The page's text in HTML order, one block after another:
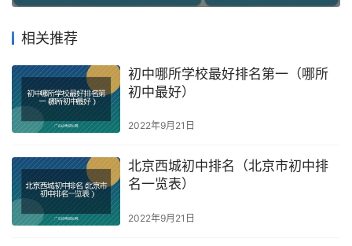
相关推荐
初中哪所学校最好排名第一（哪所
初中最好）
2022年9月21日
北京西城初中排名（北京市初中排
名一览表）
2022年9月21日